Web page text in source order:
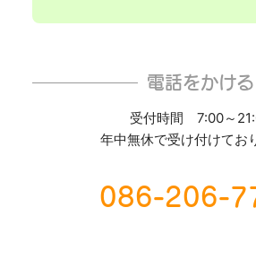
電話をかける
受付時間 7:00～
年中無休で受け付けてお
086-206-